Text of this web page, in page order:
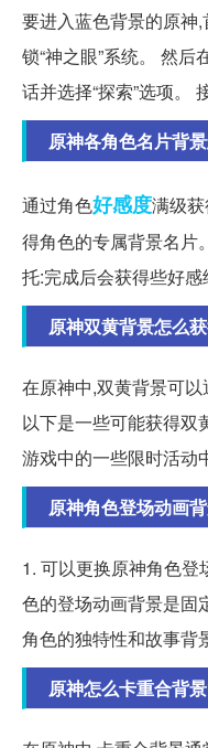
要进入蓝色背景的原神
锁“神之眼”系统。 然后
话并选择“探索”选项。
原神各角色名片背
通过角色好感度满级
得角色的专属背景名片
托:完成后会获得些好感
原神双黄背景怎么
在原神中,双黄背景可以
以下是一些可能获得双
游戏中的一些限时活动
原神角色登场动画
1. 可以更换原神角色登
色的登场动画背景是固
角色的独特性和故事背
原神怎么卡重合背